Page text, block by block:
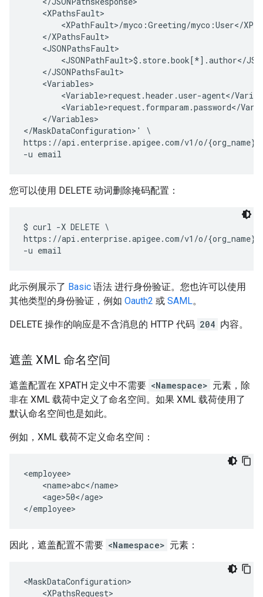
    <XPathsFault>
<XPathFault>/myco:Greeting/myco:User</
    </XPathsFault>
    <JSONPathsFault>
<JSONPathFault>$.store.book[*].author</
    </JSONPathsFault>
    <Variables>
<Variable>request.header.user-agent</
<Variable>request.formparam.password</
    </Variables>
</MaskDataConfiguration>' \
https://api.enterprise.apigee.com/v1/o/{org_name}/
您可以使用 DELETE 动词删除掩码配置：
$ curl -X DELETE \
https://api.enterprise.apigee.com/v1/o/{org_name}/
此示例展示了 Basic 语法 进行身份验证。您也许可以使用
其他类型的身份验证，例如 Oauth2 或 SAML。
DELETE 操作的响应是不含消息的 HTTP 代码 204 内容。
遮盖 XML 命名空间
遮盖配置在 XPATH 定义中不需要 <Namespace> 元素，除
非在 XML 载荷中定义了命名空间。如果 XML 载荷使用了
默认命名空间也是如此。
例如，XML 载荷不定义命名空间：
<employee>
    <name>abc</name>
    <age>50</age>
</employee>
因此，遮盖配置不需要 <Namespace> 元素：
<MaskDataConfiguration>
    <XPathsRequest>